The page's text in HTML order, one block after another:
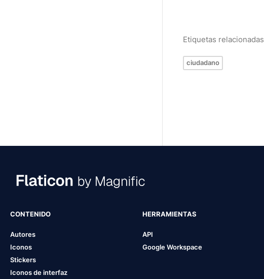
Etiquetas relacionadas
ciudadano
CONTENIDO
Autores
Iconos
Stickers
Iconos de interfaz
HERRAMIENTAS
API
Google Workspace